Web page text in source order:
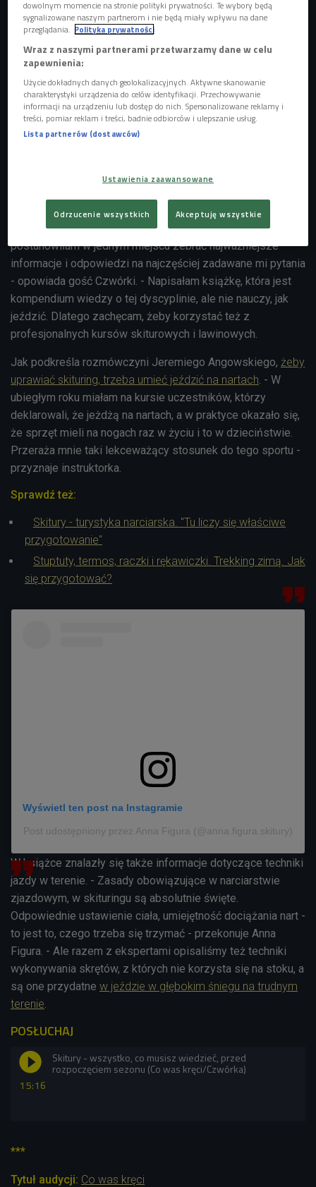
Skituring to stosunkowo młody, ale cieszący się coraz większą popularnością
model turystyki górskiej
Foto: shutterstock.com
Skituring to jedna z najmodniejszych ostatnio form górskiej
turystyki zimowej. Na przełomie zimy i wiosny w 2021 roku
na Kasprowym Wierchu było więcej skiturowców niż średnia
liczba narciarzy, który jeżdżą w otwartym
sezonie. Producenci nie nadążali z produkcją,
wypożyczalnie świeciły pustkami, bo ludzie po prostu
Anna Figura - mistrzyni w narciarstwie wysokogórskim oraz
narciarski podręcznik". - Od 12 lat prowadzę szkolenia
skiturowe, od 20 lat sama ten sport uprawiam,
postanowiłam w jednym miejscu zebrać najważniejsze
informacje i odpowiedzi na najczęściej zadawane mi pytania
- opowiada gość Czwórki. - Napisałam książkę, która jest
kompendium wiedzy o tej dyscyplinie, ale nie nauczy, jak
jeździć. Dlatego zachęcam, żeby korzystać też z
profesjonalnych kursów skiturowych i lawinowych.
Jak podkreśla rozmówczyni Jeremiego Angowskiego, żeby
uprawiać skituring, trzeba umieć jeździć na nartach. - W
ubiegłym roku miałam na kursie uczestników, którzy
deklarowali, że jeżdżą na nartach, a w praktyce okazało się,
że sprzęt mieli na nogach raz w życiu i to w dzieciństwie.
Przeraża mnie taki lekceważący stosunek do tego sportu -
przyznaje instruktorka.
Sprawdź też:
Skitury - turystyka narciarska. "Tu liczy się właściwe
przygotowanie"
Stuptuty, termos, raczki i rękawiczki. Trekking zimą. Jak
się przygotować?
Wyświetl ten post na Instagramie
Post udostępniony przez Anna Figura (@anna.figura.skitury)
W książce znalazły się także informacje dotyczące techniki
jazdy w terenie. - Zasady obowiązujące w narciarstwie
zjazdowym, w skituringu są absolutnie święte.
Odpowiednie ustawienie ciała, umiejętność dociążania nart -
to jest to, czego trzeba się trzymać - przekonuje Anna
Figura. - Ale razem z ekspertami opisaliśmy też techniki
wykonywania skrętów, z których nie korzysta się na stoku, a
są one przydatne w jeździe w głębokim śniegu na trudnym
terenie
POSŁUCHAJ
15:16
Skitury - wszystko, co musisz wiedzieć, przed
rozpoczęciem sezonu (Co was kręci/Czwórka)
***
Tytuł audycji: Co was kręci
dowolnym momencie na stronie polityki prywatności. Te wybory będą
sygnalizowane naszym partnerom i nie będą miały wpływu na dane
przeglądania. Polityka prywatności
Wraz z naszymi partnerami przetwarzamy dane w celu
zapewnienia:
Użycie dokładnych danych geolokalizacyjnych. Aktywne skanowanie
charakterystyki urządzenia do celów identyfikacji. Przechowywanie
informacji na urządzeniu lub dostęp do nich. Spersonalizowane reklamy i
treści, pomiar reklam i treści, badnie odbiorców i ulepszanie usług.
Lista partnerów (dostawców)
Ustawienia zaawansowane
Odrzucenie wszystkich Akceptuję wszystkie